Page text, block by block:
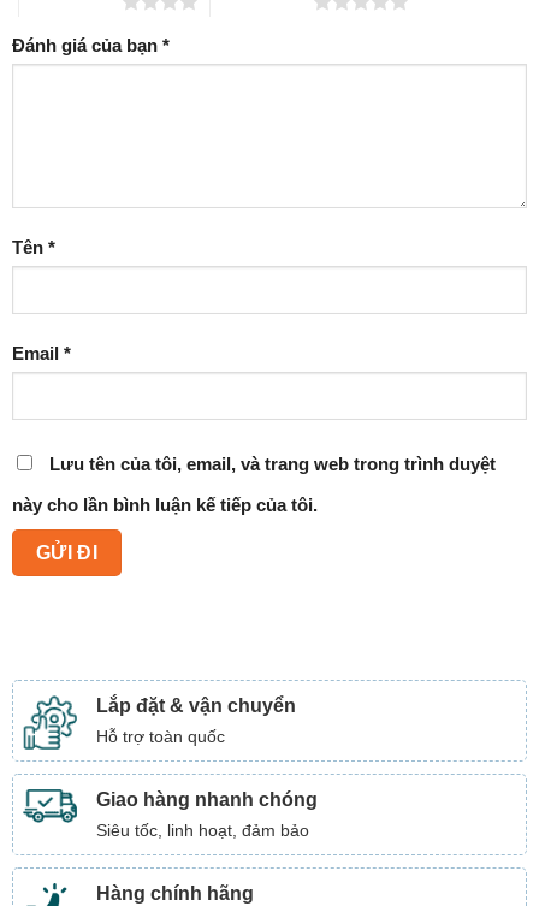
Đánh giá của bạn *
Tên *
Email *
Lưu tên của tôi, email, và trang web trong trình duyệt
này cho lần bình luận kế tiếp của tôi.
Lắp đặt & vận chuyển
Hỗ trợ toàn quốc
Giao hàng nhanh chóng
Siêu tốc, linh hoạt, đảm bảo
Hàng chính hãng